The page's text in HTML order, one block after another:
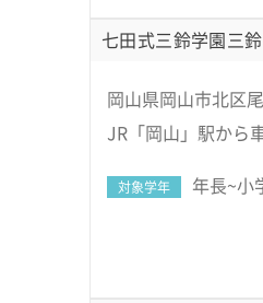
七田式三鈴学園三
岡山県岡山市北区
JR「岡山」駅か
対象学年 年長~小